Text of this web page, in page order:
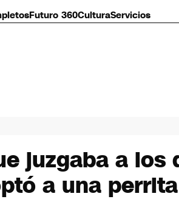
Futuro 360CulturaServicios
juzgaba a
a una